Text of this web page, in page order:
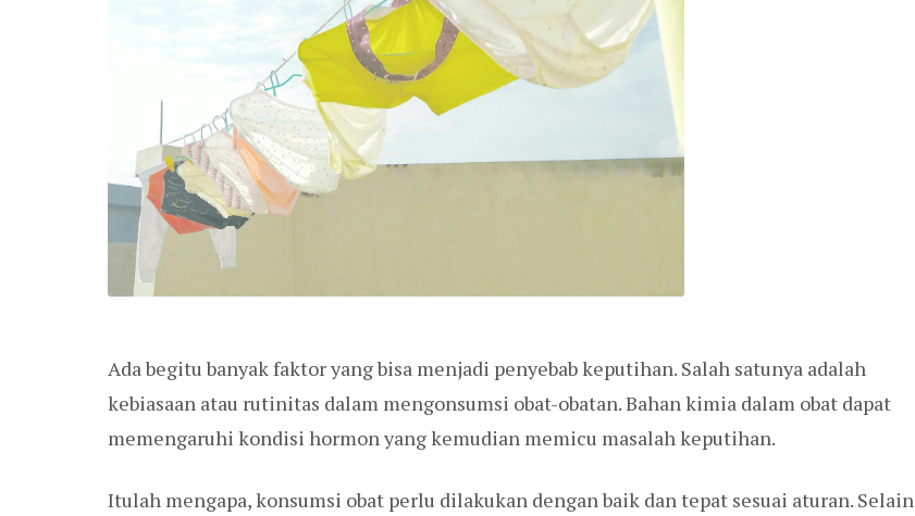
Ada begitu banyak faktor yang bisa menjadi penyebab keputihan. Salah satunya adalah
kebiasaan atau rutinitas dalam mengonsumsi obat-obatan. Bahan kimia dalam obat dapat
memengaruhi kondisi hormon yang kemudian memicu masalah keputihan.
Itulah mengapa, konsumsi obat perlu dilakukan dengan baik dan tepat sesuai aturan. Selain